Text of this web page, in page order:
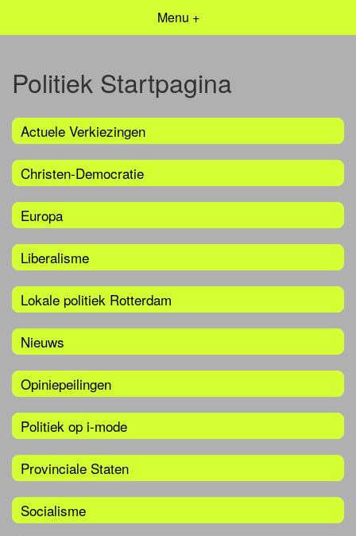
Menu +
Politiek Startpagina
Actuele Verkiezingen
Christen-Democratie
Europa
Liberalisme
Lokale politiek Rotterdam
Nieuws
Opiniepeilingen
Politiek op i-mode
Provinciale Staten
Socialisme